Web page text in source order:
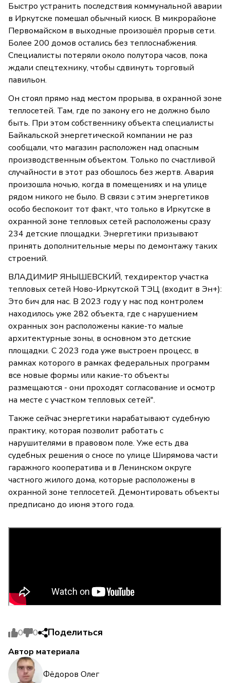
Быстро устранить последствия коммунальной аварии
в Иркутске помешал обычный киоск. В микрорайоне
Первомайском в выходные произошёл прорыв сети.
Более 200 домов остались без теплоснабжения.
Специалисты потеряли около полутора часов, пока
ждали спецтехнику, чтобы сдвинуть торговый
павильон.
Он стоял прямо над местом прорыва, в охранной зоне
теплосетей. Там, где по закону его не должно было
быть. При этом собственнику объекта специалисты
Байкальской энергетической компании не раз
сообщали, что магазин расположен над опасным
производственным объектом. Только по счастливой
случайности в этот раз обошлось без жертв. Авария
произошла ночью, когда в помещениях и на улице
рядом никого не было. В связи с этим энергетиков
особо беспокоит тот факт, что только в Иркутске в
охранной зоне тепловых сетей расположены сразу
234 детские площадки. Энергетики призывают
принять дополнительные меры по демонтажу таких
строений.
ВЛАДИМИР ЯНЫШЕВСКИЙ, техдиректор участка
тепловых сетей Ново-Иркутской ТЭЦ (входит в Эн+):
Это бич для нас. В 2023 году у нас под контролем
находилось уже 282 объекта, где с нарушением
охранных зон расположены какие-то малые
архитектурные зоны, в основном это детские
площадки. С 2023 года уже выстроен процесс, в
рамках которого в рамках федеральных программ
все новые формы или какие-то объекты
размещаются - они проходят согласование и осмотр
на месте с участком тепловых сетей".
Также сейчас энергетики нарабатывают судебную
практику, которая позволит работать с
нарушителями в правовом поле. Уже есть два
судебных решения о сносе по улице Ширямова части
гаражного кооператива и в Ленинском округе
частного жилого дома, которые расположены в
охранной зоне теплосетей. Демонтировать объекты
предписано до июня этого года.
0 0 Поделиться
Автор материала
Фёдоров Олег